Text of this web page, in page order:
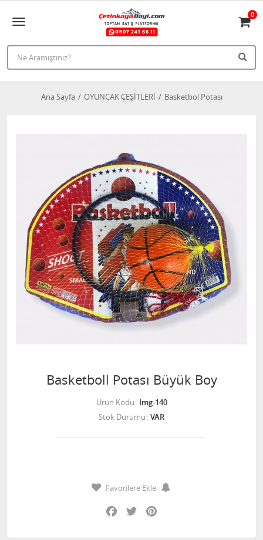
0
Ana Sayfa OYUNCAK ÇEŞİTLERİ Basketbol Potası
Basketboll Potası Büyük Boy
Ürün Kodu İmg-140
Stok Durumu VAR
Favorilere Ekle
Facebook
Twitter